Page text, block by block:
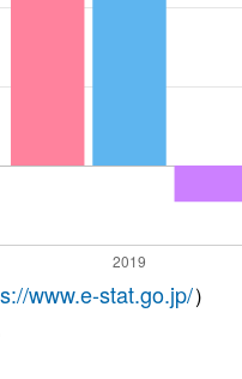
www.e-stat.go.jp/）